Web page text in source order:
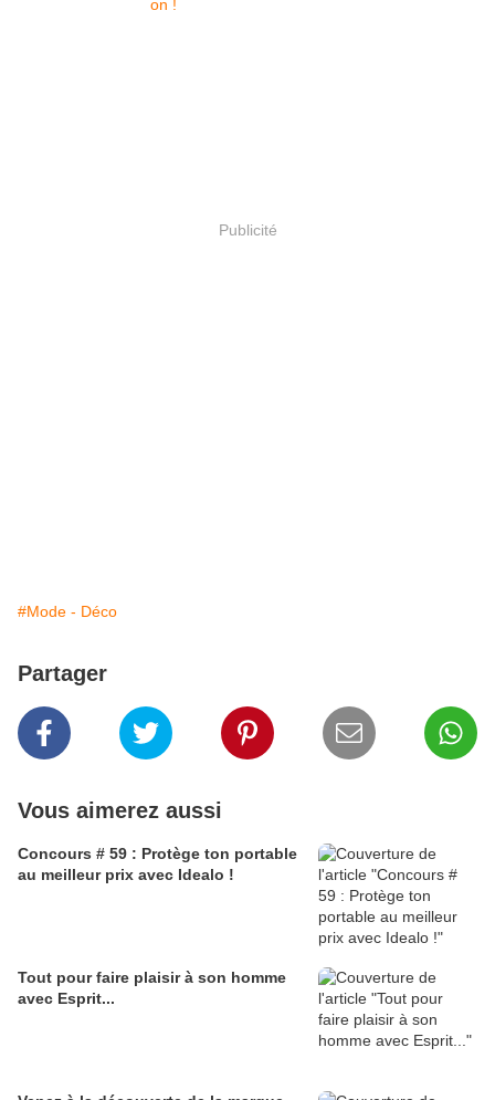
Publicité
#Mode - Déco
Partager
Vous aimerez aussi
Concours # 59 : Protège ton portable
au meilleur prix avec Idealo !
Tout pour faire plaisir à son homme
avec Esprit...